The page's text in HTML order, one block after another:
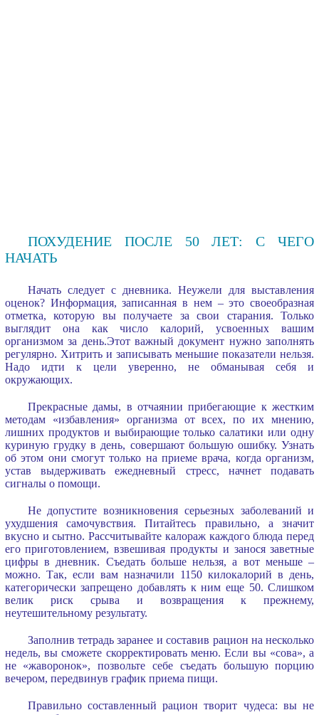
ПОХУДЕНИЕ ПОСЛЕ 50 ЛЕТ: С ЧЕГО
НАЧАТЬ
Начать следует с дневника. Неужели для выставления
оценок? Информация, записанная в нем – это своеобразная
отметка, которую вы получаете за свои старания. Только
выглядит она как число калорий, усвоенных вашим
организмом за день.Этот важный документ нужно заполнять
регулярно. Хитрить и записывать меньшие показатели нельзя.
Надо идти к цели уверенно, не обманывая себя и
окружающих.
Прекрасные дамы, в отчаянии прибегающие к жестким
методам «избавления» организма от всех, по их мнению,
лишних продуктов и выбирающие только салатики или одну
куриную грудку в день, совершают большую ошибку. Узнать
об этом они смогут только на приеме врача, когда организм,
устав выдерживать ежедневный стресс, начнет подавать
сигналы о помощи.
Не допустите возникновения серьезных заболеваний и
ухудшения самочувствия. Питайтесь правильно, а значит
вкусно и сытно. Рассчитывайте калораж каждого блюда перед
его приготовлением, взвешивая продукты и занося заветные
цифры в дневник. Съедать больше нельзя, а вот меньше –
можно. Так, если вам назначили 1150 килокалорий в день,
категорически запрещено добавлять к ним еще 50. Слишком
велик риск срыва и возвращения к прежнему,
неутешительному результату.
Заполнив тетрадь заранее и составив рацион на несколько
недель, вы сможете скорректировать меню. Если вы «сова», а
не «жаворонок», позвольте себе съедать большую порцию
вечером, передвинув график приема пищи.
Правильно составленный рацион творит чудеса: вы не